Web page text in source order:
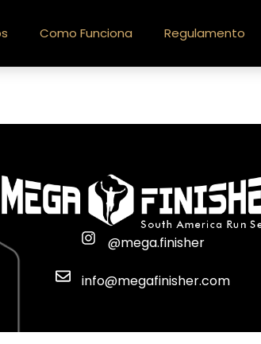
Como Funciona Regulamento
@mega.finisher
info@megafinisher.com